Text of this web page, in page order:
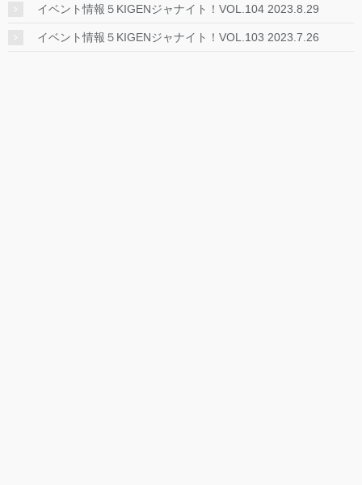
イベント情報５KIGENジャナイト！VOL.104 2023.8.29
イベント情報５KIGENジャナイト！VOL.103 2023.7.26